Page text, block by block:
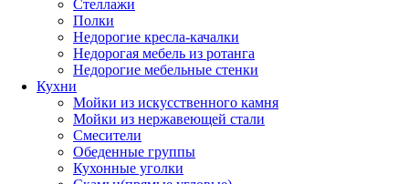
Стеллажи
Полки
Недорогие кресла-качалки
Недорогая мебель из ротанга
Недорогие мебельные стенки
Кухни
Мойки из искусственного камня
Мойки из нержавеющей стали
Смесители
Обеденные группы
Кухонные уголки